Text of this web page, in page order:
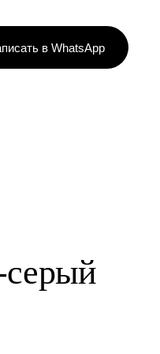
в WhatsApp
серый